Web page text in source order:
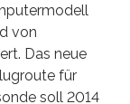
von
Das neue
für
soll 2014